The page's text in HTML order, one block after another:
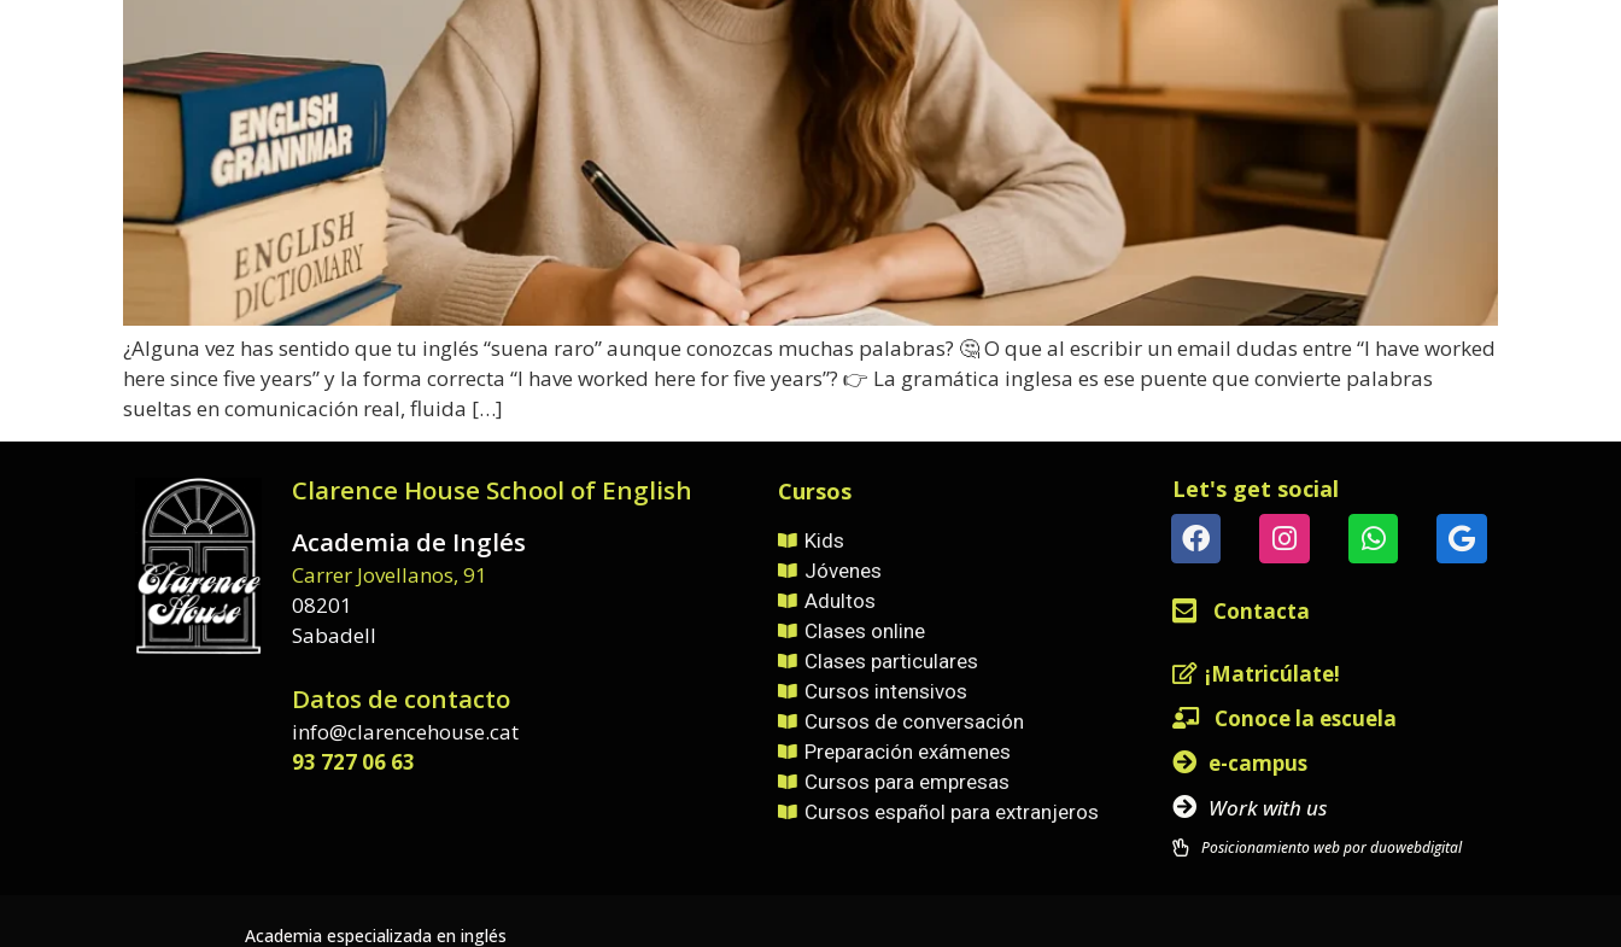
¿Alguna vez has sentido que tu inglés “suena raro” aunque conozcas muchas palabras? 🤔 O que al escribir un email dudas entre “I have worked
here since five years” y la forma correcta “I have worked here for five years”? 👉 La gramática inglesa es ese puente que convierte palabras
sueltas en comunicación real, fluida […]
Clarence House School of English
Academia de Inglés
Carrer Jovellanos, 91
08201
Sabadell
Datos de contacto
info@clarencehouse.cat
93 727 06 63
Cursos
Kids
Jóvenes
Adultos
Clases online
Clases particulares
Cursos intensivos
Cursos de conversación
Preparación exámenes
Cursos para empresas
Cursos español para extranjeros
Let's get social
Contacta
¡Matricúlate!
Conoce la escuela
e-campus
Work with us
Posicionamiento web por duowebdigital
Academia especializada en inglés